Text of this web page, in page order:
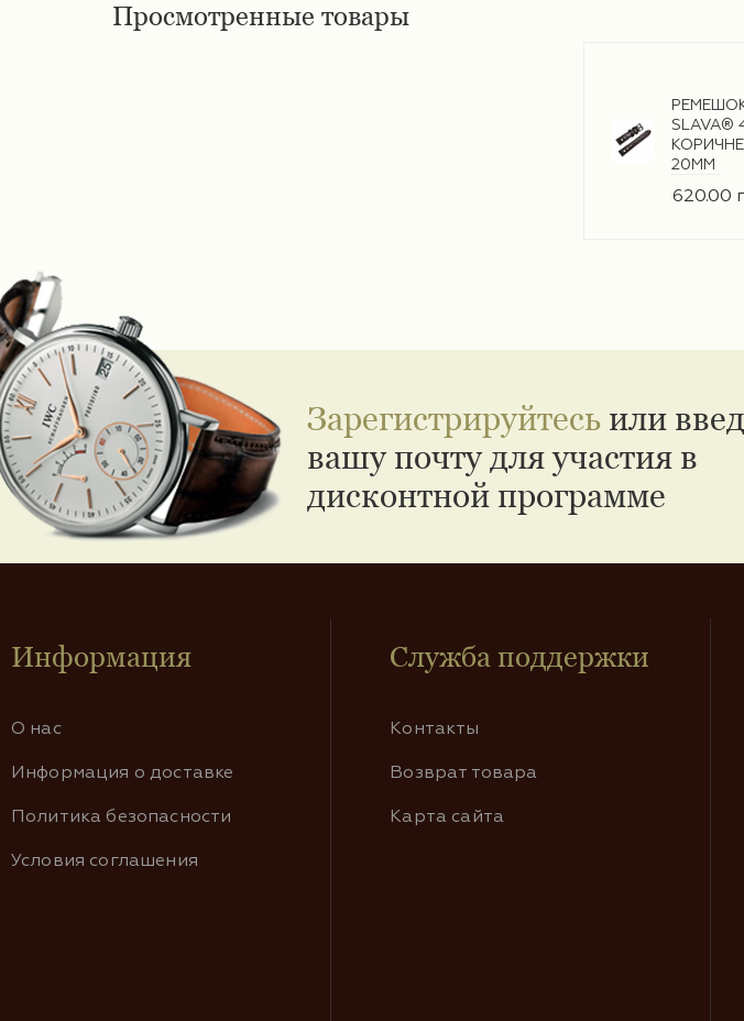
Просмотренные товары
SLAVA®
20ММ
620.00
Зарегистрируйтесь или
вашу почту для участия в
дисконтной программе
Информация
О нас
Информация о доставке
Политика безопасности
Условия соглашения
Служба поддержки
Контакты
Возврат товара
Карта сайта